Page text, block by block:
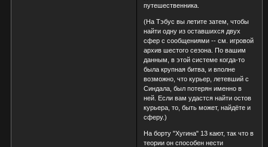
путешественника.
(На Тэбус вы летите затем, чтобы
найти одну из оставшихся двух
сфер с сообщениями -- см. игровой
архив шестого сезона. По вашим
данным, в этой системе когда-то
была крупная битва, и вполне
возможно, что курьер, летевший с
Синдала, был потерян именно в
ней. Если вам удастся найти остов
курьера, то, быть может, найдёте и
сферу.)
На борту "Хугина" 13 кают, так что в
теории он способен нести